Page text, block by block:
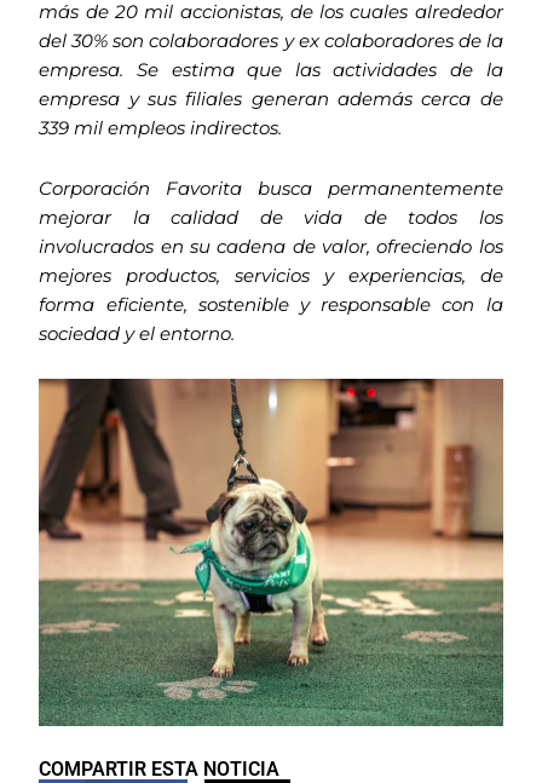
más de 20 mil accionistas, de los cuales alrededor
del 30% son colaboradores y ex colaboradores de la
empresa. Se estima que las actividades de la
empresa y sus filiales generan además cerca de
339 mil empleos indirectos.
Corporación Favorita busca permanentemente
mejorar la calidad de vida de todos los
involucrados en su cadena de valor, ofreciendo los
mejores productos, servicios y experiencias, de
forma eficiente, sostenible y responsable con la
sociedad y el entorno.
COMPARTIR ESTA NOTICIA